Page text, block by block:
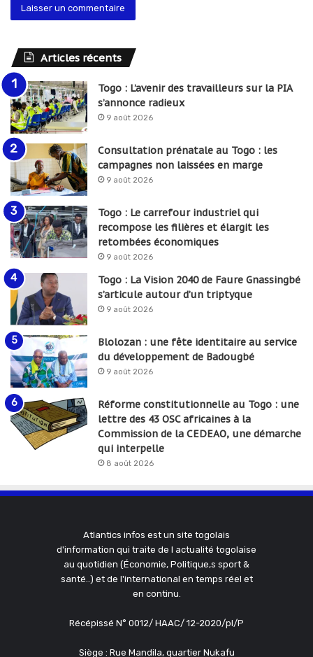
Articles récents
Togo : L’avenir des travailleurs sur la PIA
s’annonce radieux
9 août 2026
Consultation prénatale au Togo : les
campagnes non laissées en marge
9 août 2026
Togo : Le carrefour industriel qui
recompose les filières et élargit les
retombées économiques
9 août 2026
Togo : La Vision 2040 de Faure Gnassingbé
s’articule autour d’un triptyque
9 août 2026
Blolozan : une fête identitaire au service
du développement de Badougbé
9 août 2026
Réforme constitutionnelle au Togo : une
lettre des 43 OSC africaines à la
Commission de la CEDEAO, une démarche
qui interpelle
8 août 2026
Atlantics infos est un site togolais
d'information qui traite de l actualité togolaise
au quotidien (Économie, Politique,s sport &
santé..) et de l'international en temps réel et
en continu.
Récépissé N° 0012/ HAAC/ 12-2020/pl/P
Siège : Rue Mandila, quartier Nukafu